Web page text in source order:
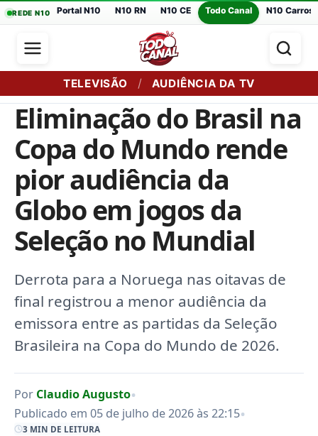
REDE N10 Portal N10 N10 RN N10 CE Todo Canal N10 Carros
TELEVISÃO / AUDIÊNCIA DA TV
Eliminação do Brasil na
Copa do Mundo rende
pior audiência da
Globo em jogos da
Seleção no Mundial
Derrota para a Noruega nas oitavas de
final registrou a menor audiência da
emissora entre as partidas da Seleção
Brasileira na Copa do Mundo de 2026.
Por Claudio Augusto•
Publicado em 05 de julho de 2026 às 22:15•
3 MIN DE LEITURA